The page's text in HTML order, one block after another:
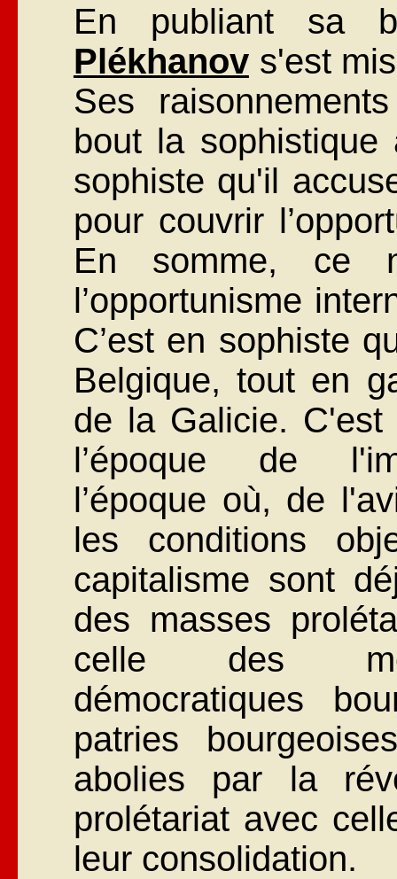
En publiant sa
Plékhanovs'est
Ses
bout la sophistique
sophiste qu'il
pour couvrir
En somme, ce
l’opportunisme
C’est en sophiste
Belgique, tout en
de la Galicie. C'est
l’époque de
l’époque où, de
les conditions
capitalisme sont
des masses
celle des
démocratiques
patries
abolies par la
prolétariat avec
leur consolidation.